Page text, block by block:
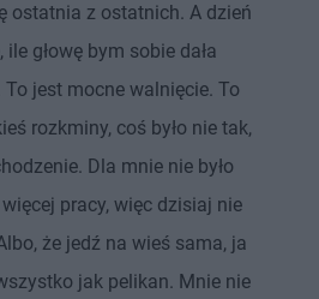
ostatnia z ostatnich. A dzień
ile głowę bym sobie dała
jest mocne walnięcie. To
rozkminy, coś było nie tak,
Dla mnie nie było
pracy, więc dzisiaj nie
że jedź na wieś sama, ja
jak pelikan. Mnie nie